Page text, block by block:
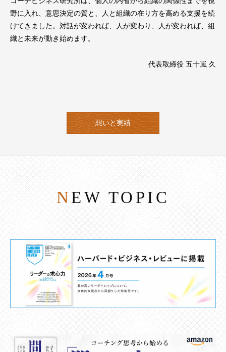
野に入れ、意思決定の質と、人と組織の在り方を高める支援を続
けてきました。対話が変われば、人が変わり、人が変われば、組
織と未来が動き始めます。
代表取締役 五十嵐 久
想いと実績
NEW TOPIC